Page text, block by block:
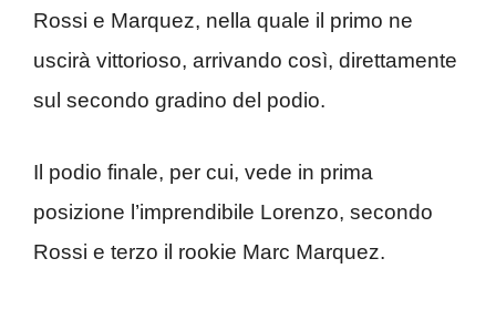
Rossi e Marquez, nella quale il primo ne
uscirà vittorioso, arrivando così, direttamente
sul secondo gradino del podio.
Il podio finale, per cui, vede in prima
posizione l’imprendibile Lorenzo, secondo
Rossi e terzo il rookie Marc Marquez.